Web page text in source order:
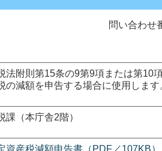
問い合わせ
法附則第15条の9第9項または第10
の減額を申告する場合に使用します
課（本庁舎2階）
資産税減額申告書（PDF／107KB）